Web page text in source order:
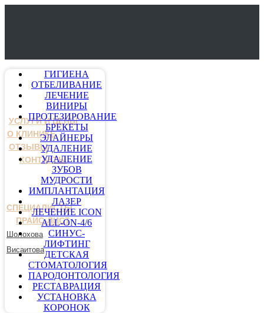
УСЛУГИ И ЦЕНЫ
О КЛИНИКЕ
ОТЗЫВЫ
КОНТАКТЫ
СПЕЦИАЛИСТЫ
ПРАЙС-ЛИСТ
Шолохова
Висаитова
ГИГИЕНА
ОТБЕЛИВАНИЕ
ЛЕЧЕНИЕ
ВИНИРЫ
ПРОТЕЗИРОВАНИЕ
БРЕКЕТЫ
ЭЛАЙНЕРЫ
УДАЛЕНИЕ
УДАЛЕНИЕ
ЗУБОВ
МУДРОСТИ
ИМПЛАНТАЦИЯ
ЛАЗЕР
ЛЕЧЕНИЕ ICON
ALL-ON-4/6
СИНУС-
ЛИФТИНГ
ДЕТСКАЯ
СТОМАТОЛОГИЯ
ПАРОДОНТОЛОГИЯ
РЕСТАВРАЦИЯ
УСТАНОВКА
КОРОНОК